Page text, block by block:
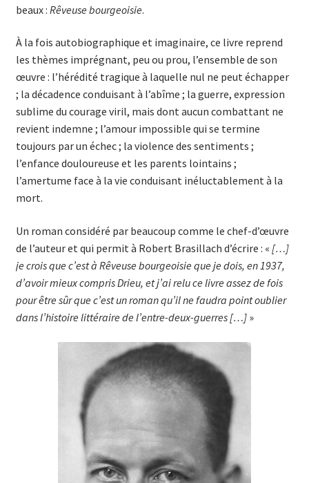
beaux : Rêveuse bourgeoisie.
À la fois autobiographique et imaginaire, ce livre reprend
les thèmes imprégnant, peu ou prou, l’ensemble de son
œuvre : ­l’hérédité tragique à laquelle nul ne peut échapper
; la décadence conduisant à l’abîme ; la guerre, expression
sublime du courage ­viril, mais dont aucun combattant ne
revient indemne ; l’amour impossible qui se termine
toujours par un échec ; la violence des sentiments ;
l’enfance douloureuse et les ­parents lointains ;
l’amertume face à la vie ­conduisant inéluctablement à la
mort.
Un roman considéré par beaucoup comme le chef-d’œuvre
de l’auteur et qui permit à Robert Brasillach d’écrire : « […]
je crois que c’est à Rêveuse bourgeoisie que je dois, en 1937,
d’avoir mieux compris Drieu, et j’ai relu ce livre assez de fois
pour être sûr que c’est un roman qu’il ne faudra point oublier
dans l’histoire littéraire de l’entre-deux-guerres […]»